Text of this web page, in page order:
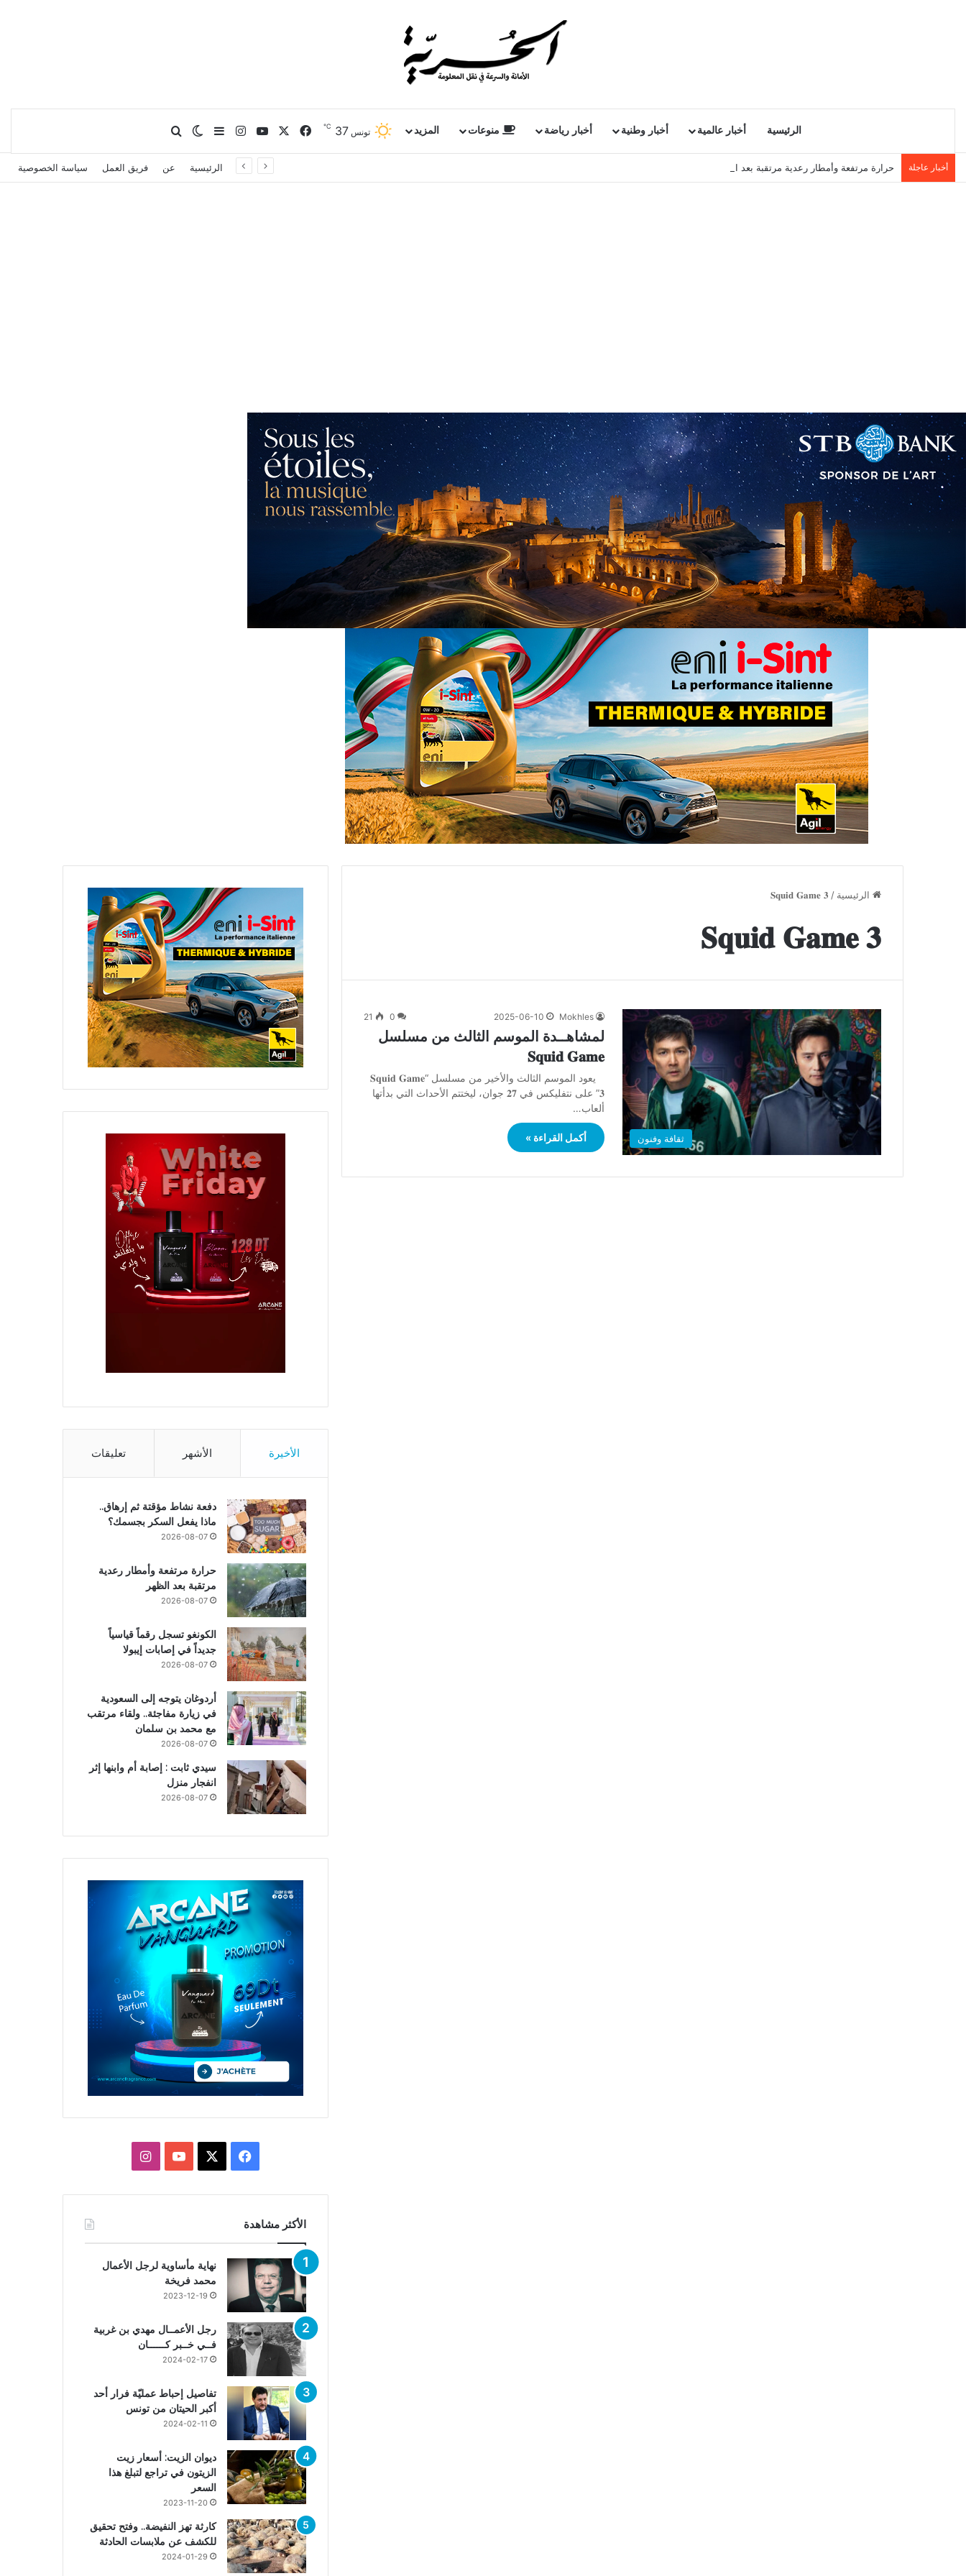
الرئيسية أخبار عالمية أخبار وطنية أخبار رياضة منوعات المزيد تونس 37
℃ فيسبوك يوتيوبانستقرامإضافة عمود جانبي
الوضع المظلم
بحث عن
أخبار عاجلة حرارة مرتفعة وأمطار رعدية مرتقبة بعد الظهر الرئيسية عن فريق العمل سياسة الخصوصية
الرئيسية /
𝐒𝐪𝐮𝐢𝐝 𝐆𝐚𝐦𝐞 𝟑
𝐒𝐪𝐮𝐢𝐝 𝐆𝐚𝐦𝐞 𝟑
ثقافة وفنون
Mokhles
2025-06-10
0
21
لمشاهــدة الموسم الثالث من مسلسل
𝐒𝐪𝐮𝐢𝐝 𝐆𝐚𝐦𝐞
يعود الموسم الثالث والأخير من مسلسل “𝐒𝐪𝐮𝐢𝐝 𝐆𝐚𝐦𝐞
𝟑” على نتفليكس في 𝟐𝟕 جوان، ليختتم الأحداث التي بدأتها
ألعاب…
أكمل القراءة »
الأخيرة الأشهر تعليقات
دفعة نشاط مؤقتة ثم إرهاق..
ماذا يفعل السكر بجسمك؟
2026-08-07
حرارة مرتفعة وأمطار رعدية
مرتقبة بعد الظهر
2026-08-07
الكونغو تسجل رقماً قياسياً
جديداً في إصابات إيبولا
2026-08-07
أردوغان يتوجه إلى السعودية
في زيارة مفاجئة.. ولقاء مرتقب
مع محمد بن سلمان
2026-08-07
سيدي ثابت : إصابة أم وابنها إثر
انفجار منزل
2026-08-07
فيسبوك يوتيوبانستقرام
الأكثر مشاهدة
نهاية مأساوية لرجل الأعمال
محمد فريخة
2023-12-19
رجل الأعمــال مهدي بن غربية
فــي خــبر كــــــان
2024-02-17
تفاصيل إحباط عمليّة فرار أحد
أكبر الحيتان من تونس
2024-02-11
ديوان الزيت: أسعار زيت
الزيتون في تراجع لتبلغ هذا
السعر
2023-11-20
كارثة تهز النفيضة.. وفتح تحقيق
للكشف عن ملابسات الحادثة
2024-01-29